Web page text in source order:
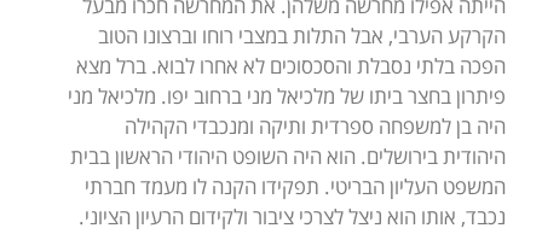
הייתה אפילו מחרשה משלהן. את המחרשה חכרו מבעל
הקרקע הערבי, אבל התלות במצבי רוחו וברצונו הטוב
הפכה בלתי נסבלת והסכסוכים לא אחרו לבוא. ברל מצא
פיתרון בחצר ביתו של מלכיאל מני ברחוב יפו. מלכיאל מני
היה בן למשפחה ספרדית ותיקה ומנכבדי הקהילה
היהודית בירושלים. הוא היה השופט היהודי הראשון בבית
המשפט העליון הבריטי. תפקידו הקנה לו מעמד חברתי
נכבד, אותו הוא ניצל לצרכי ציבור ולקידום הרעיון הציוני.